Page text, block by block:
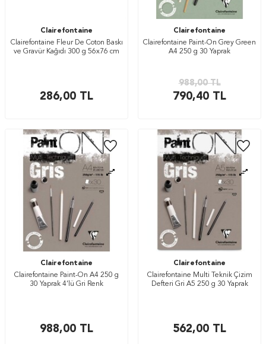
Clairefontaine
Clairefontaine Fleur De Coton Baskı
ve Gravür Kağıdı 300 g 56x76 cm
286,00 TL
Clairefontaine
Clairefontaine Paint-On Grey Green
A4 250 g 30 Yaprak
988,00TL
790,40 TL
Clairefontaine
Clairefontaine Paint-On A4 250 g
30 Yaprak 4’lü Gri Renk
988,00 TL
Clairefontaine
Clairefontaine Multi Teknik Çizim
Defteri Gri A5 250 g 30 Yaprak
562,00 TL